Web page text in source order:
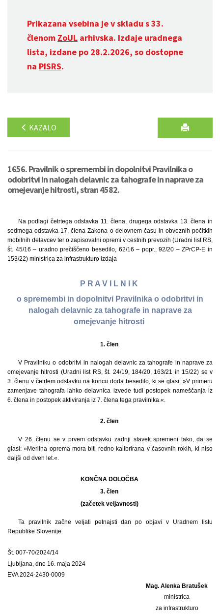
Prikazana vsebina je v skladu s 33.
členom ZoUL arhivska. Izdaje uradnega
lista, izdane po 28.2.2026, so dostopne
na PISRS.
KAZALO
1656. Pravilnik o spremembi in dopolnitvi Pravilnika o
odobritvi in nalogah delavnic za tahografe in naprave za
omejevanje hitrosti, stran 4582.
Na podlagi četrtega odstavka 11. člena, drugega odstavka 13. člena in
sedmega odstavka 17. člena Zakona o delovnem času in obveznih počitkih
mobilnih delavcev ter o zapisovalni opremi v cestnih prevozih (Uradni list RS,
št. 45/16 – uradno prečiščeno besedilo, 62/16 – popr., 92/20 – ZPrCP-E in
153/22) ministrica za infrastrukturo izdaja
P R A V I L N I K
o spremembi in dopolnitvi Pravilnika o odobritvi in
nalogah delavnic za tahografe in naprave za
omejevanje hitrosti
1. člen
V Pravilniku o odobritvi in nalogah delavnic za tahografe in naprave za
omejevanje hitrosti (Uradni list RS, št. 24/19, 184/20, 163/21 in 15/22) se v
3. členu v četrtem odstavku na koncu doda besedilo, ki se glasi: »V primeru
zamenjave tahografa lahko delavnica izvede tudi postopek nameščanja iz
6. člena in postopek aktiviranja iz 7. člena tega pravilnika.«.
2. člen
V 26. členu se v prvem odstavku zadnji stavek spremeni tako, da se
glasi: »Merilna oprema mora biti redno kalibrirana v časovnih rokih, ki niso
daljši od dveh let.«.
KONČNA DOLOČBA
3. člen
(začetek veljavnosti)
Ta pravilnik začne veljati petnajsti dan po objavi v Uradnem listu
Republike Slovenije.
Št. 007-70/2024/14
Ljubljana, dne 16. maja 2024
EVA 2024-2430-0009
Mag. Alenka Bratušek
ministrica
za infrastrukturo